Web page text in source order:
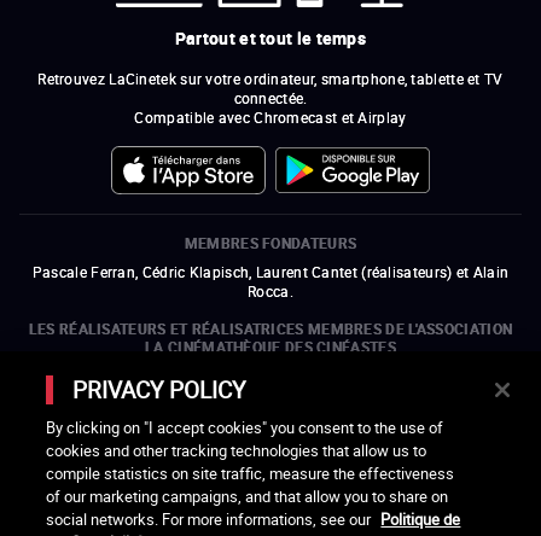
Partout et tout le temps
Retrouvez LaCinetek sur votre ordinateur, smartphone, tablette et TV
connectée.
Compatible avec Chromecast et Airplay
MEMBRES FONDATEURS
Pascale Ferran, Cédric Klapisch, Laurent Cantet (réalisateurs) et Alain
Rocca.
LES RÉALISATEURS ET RÉALISATRICES MEMBRES DE L'ASSOCIATION
LA CINÉMATHÈQUE DES CINÉASTES
Olivier Assayas, Bertrand Bonello, Michel Hazanavicius (représentant de
l'ARP), Rebecca Zlotowski et Mikael Buch (représentant de la SRF)
LES ORGANISMES MEMBRES DE L'ASSOCIATION LA CINÉMATHÈQUE
DES CINÉASTES
PRIVACY POLICY
By clicking on "I accept cookies" you consent to the use of
cookies and other tracking technologies that allow us to
compile statistics on site traffic, measure the effectiveness
of our marketing campaigns, and that allow you to share on
social networks. For more informations, see our Politique de